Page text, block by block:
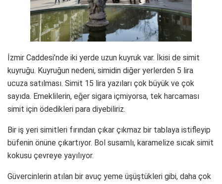
İzmir Caddesi’nde iki yerde uzun kuyruk var. İkisi de simit
kuyruğu. Kuyruğun nedeni, simidin diğer yerlerden 5 lira
ucuza satılması. Simit 15 lira yazıları çok büyük ve çok
sayıda. Emeklilerin, eğer sigara içmiyorsa, tek harcaması
simit için ödedikleri para diyebiliriz.
Bir iş yeri simitleri fırından çıkar çıkmaz bir tablaya istifleyip
büfenin önüne çıkartıyor. Bol susamlı, karamelize sıcak simit
kokusu çevreye yayılıyor.
Güvercinlerin atılan bir avuç yeme üşüştükleri gibi, daha çok